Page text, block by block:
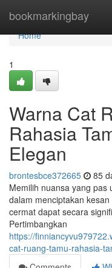
bookmarkingbay
Home
Home
1
Warna Cat
Rahasia
Elegan
brontesbce372665 85
Memilih nuansa yang pas
dalam menciptakan
cermat dapat secara
Pertimbangkan
https://
cat-ruang-tamu-rahasia-